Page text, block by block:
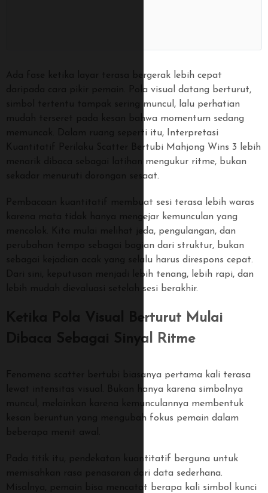
Show More
Ada fase ketika layar terasa bergerak lebih cepat
daripada cara pikir pemain. Pola visual datang berturut,
simbol tertentu tampak sering muncul, lalu perhatian
mudah terseret pada kesan bahwa momentum sedang
memuncak. Dalam ruang seperti itu, Interpretasi
Kuantitatif Perilaku Scatter Bertubi Mahjong Wins 3 lebih
menarik dibaca sebagai latihan mengukur ritme, bukan
sekadar menuruti dorongan sesaat.
Pembacaan kuantitatif membuat sesi terasa lebih waras
karena mata tidak hanya mengejar kemunculan yang
mencolok. Kita mulai melihat jeda, pengulangan, dan
perubahan tempo sebagai bagian dari struktur, bukan
sebagai kejadian acak yang selalu harus direspons cepat.
Dari sini, keputusan menjadi lebih tenang, lebih rapi, dan
lebih mudah dievaluasi setelah sesi berakhir.
Ketika Pola Visual Berturut Mulai
Dibaca Sebagai Sinyal Ritme
Fenomena scatter bertubi biasanya pertama kali terasa
lewat intensitas visual. Bukan hanya karena simbolnya
muncul, melainkan karena kemunculannya membentuk
kesan beruntun yang mengubah fokus pemain dalam
Pada titik itu, pendekatan kuantitatif berguna untuk
memisahkan rasa penasaran dari data sederhana.
Misalnya, pemain bisa mencatat berapa kali simbol kunci